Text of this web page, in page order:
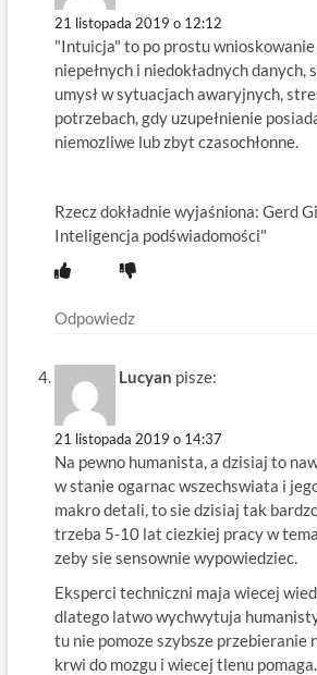
21 listopada 2019 o 12:12
"Intuicja" to po prostu
niepełnych i niedokładnych danych,
umysł w sytuacjach awaryjnych,
potrzebach, gdy uzupełnienie
niemozliwe lub zbyt czasochłonne.
Rzecz dokładnie wyjaśniona: Gerd
Inteligencja podświadomości"
Odpowiedz
Lucyan pisze:
21 listopada 2019 o 14:37
Na pewno humanista, a dzisiaj to
w stanie ogarnac wszechswiata i
makro detali, to sie dzisiaj tak
trzeba 5-10 lat ciezkiej pracy w
zeby sie sensownie wypowiedziec.
Eksperci techniczni maja wiecej
dlatego latwo wychwytuja
tu nie pomoze szybsze przebieranie
krwi do mozgu i wiecej tlenu pomaga.